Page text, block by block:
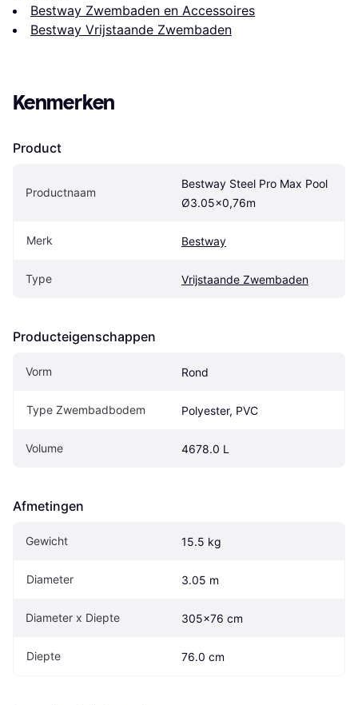
Bestway Zwembaden en Accessoires
Bestway Vrijstaande Zwembaden
Kenmerken
Product
Productnaam
Bestway Steel Pro Max Pool
Ø3.05x0,76m
Merk Bestway
Type Vrijstaande Zwembaden
Producteigenschappen
Vorm Rond
Type Zwembadbodem Polyester, PVC
Volume 4678.0 L
Afmetingen
Gewicht 15.5 kg
Diameter 3.05 m
Diameter x Diepte 305x76 cm
Diepte 76.0 cm